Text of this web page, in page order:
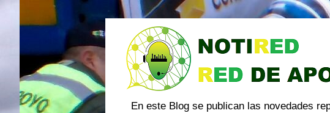
En este Blog se publican las novedades